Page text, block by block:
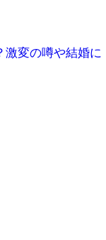
激変の噂や結婚に